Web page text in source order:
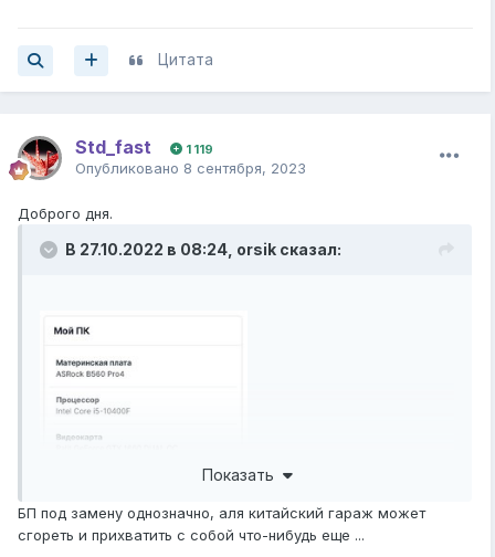
Цитата
Std_fast 1 119
Опубликовано 8 сентября, 2023
Доброго дня.
В 27.10.2022 в 08:24, orsik сказал:
Показать
БП под замену однозначно, аля китайский гараж может
сгореть и прихватить с собой что-нибудь еще ...